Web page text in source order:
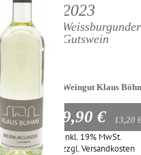
2023
Weissburgunder
Gutswein
Weingut Klaus
9,90 € 13,20
Inkl. 19% MwSt.
zzgl.Versandkosten